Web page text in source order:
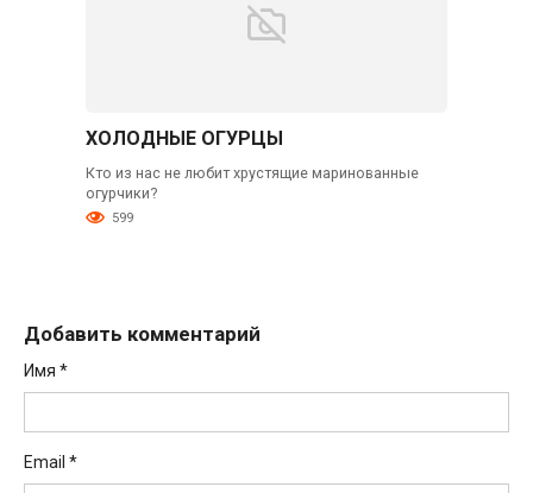
ХОЛОДНЫЕ ОГУРЦЫ
Кто из нас не любит хрустящие маринованные
огурчики?
599
Добавить комментарий
Имя *
Email *